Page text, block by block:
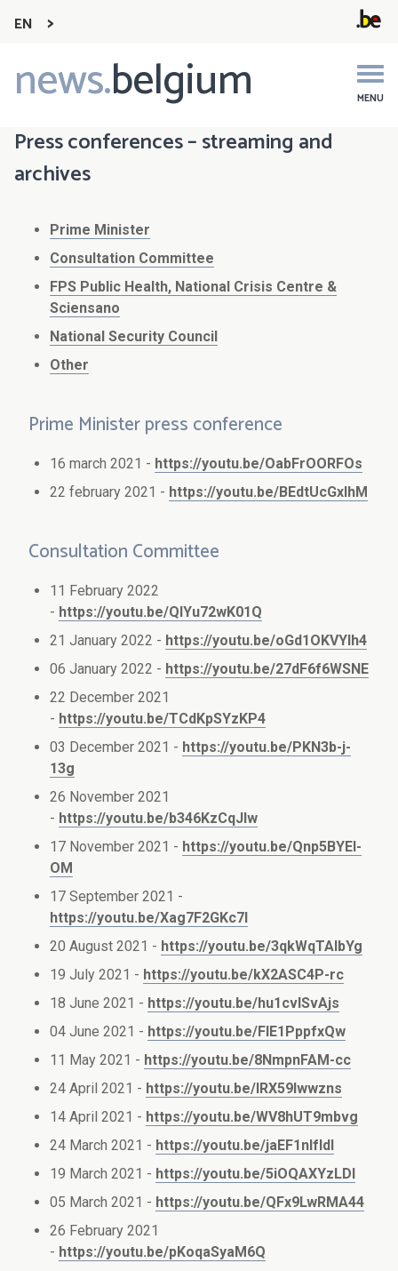
EN
news.belgium MENU
Main
navigation
Press conferences – streaming and
archives
Prime Minister
Consultation Committee
FPS Public Health, National Crisis Centre &
Sciensano
National Security Council
Other
Prime Minister press conference
16 march 2021 - https://youtu.be/OabFrOORFOs
22 february 2021 - https://youtu.be/BEdtUcGxIhM
Consultation Committee
11 February 2022
- https://youtu.be/QlYu72wK01Q
21 January 2022 - https://youtu.be/oGd1OKVYIh4
06 January 2022 - https://youtu.be/27dF6f6WSNE
22 December 2021
- https://youtu.be/TCdKpSYzKP4
03 December 2021 - https://youtu.be/PKN3b-j-
13g
26 November 2021
- https://youtu.be/b346KzCqJIw
17 November 2021 - https://youtu.be/Qnp5BYEI-
OM
17 September 2021 -
https://youtu.be/Xag7F2GKc7I
20 August 2021 - https://youtu.be/3qkWqTAlbYg
19 July 2021 - https://youtu.be/kX2ASC4P-rc
18 June 2021 - https://youtu.be/hu1cvlSvAjs
04 June 2021 - https://youtu.be/FIE1PppfxQw
11 May 2021 - https://youtu.be/8NmpnFAM-cc
24 April 2021 - https://youtu.be/lRX59lwwzns
14 April 2021 - https://youtu.be/WV8hUT9mbvg
24 March 2021 - https://youtu.be/jaEF1nIfldI
19 March 2021 - https://youtu.be/5iOQAXYzLDI
05 March 2021 - https://youtu.be/QFx9LwRMA44
26 February 2021
- https://youtu.be/pKoqaSyaM6Q